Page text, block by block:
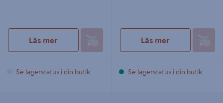
Läs mer
Se lagerstatus i din butik
Läs mer
Se lagerstatus i din butik